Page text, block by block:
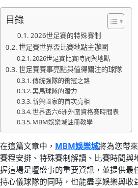
目錄
2026世足賽的特殊賽制
世足賽世界盃比賽地點主辦國
2026世足賽比賽時間與地點
世足賽賽事亮點與值得關注的球隊
傳統強隊的衝冠之路
黑馬球隊的潛力
新興國家的首次亮相
世界盃六6洲外圍資格賽時間表
MBM娛樂城註冊教學
在這篇文章中， MBM娛樂城將為您帶
賽程安排、特殊賽制解讀、比賽時間與
握這場足壇盛事的重要資訊，並提供最
持心儀球隊的同時，也能盡享娛樂與收